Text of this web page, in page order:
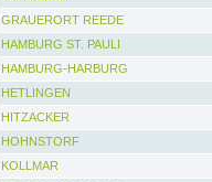
GRAUERORT REEDE
HAMBURG ST. PAULI
HAMBURG-HARBURG
HETLINGEN
HITZACKER
HOHNSTORF
KOLLMAR